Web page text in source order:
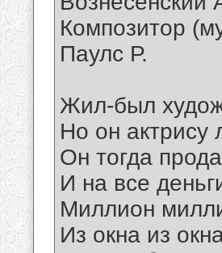
Композитор
Паулс Р.
Жил-был
Но он актрису
Он тогда
И на все
Миллион
Из окна из